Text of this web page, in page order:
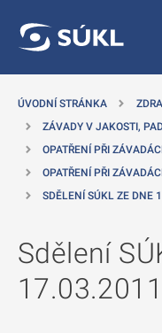
ÚVODNÍ STRÁNKA
ZÁVADY V JAKOSTI,
OPATŘENÍ PŘI
OPATŘENÍ PŘI
SDĚLENÍ SÚKL ZE DNE
Sdělení
17.03.2011